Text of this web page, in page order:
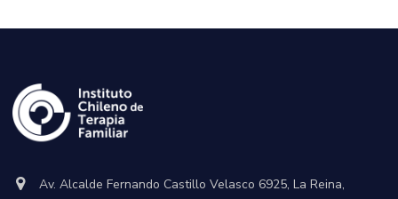
Av. Alcalde Fernando Castillo Velasco 6925, La Reina,